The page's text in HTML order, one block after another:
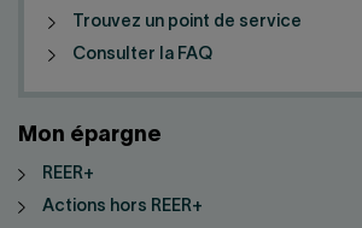
Trouvez un point de service
Consulter la FAQ
Mon épargne
REER+
Actions hors REER+